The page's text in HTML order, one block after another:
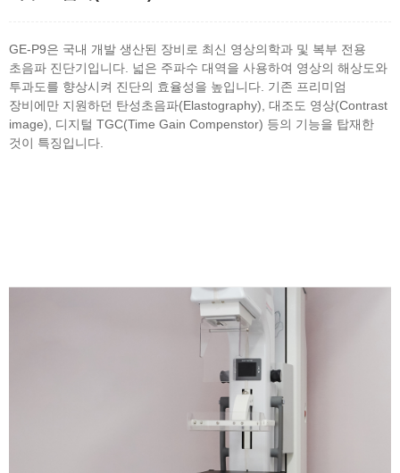
GE-P9은 국내 개발 생산된 장비로 최신 영상의학과 및 복부 전용
초음파 진단기입니다. 넓은 주파수 대역을 사용하여 영상의 해상도와
투과도를 향상시켜 진단의 효율성을 높입니다. 기존 프리미엄
장비에만 지원하던 탄성초음파(Elastography), 대조도 영상(Contrast
image), 디지털 TGC(Time Gain Compenstor) 등의 기능을 탑재한
것이 특징입니다.